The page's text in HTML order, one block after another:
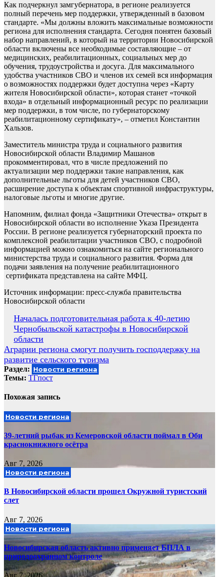
Как подчеркнул замгубернатора, в регионе реализуется
полный перечень мер поддержки, утвержденный в базовом
стандарте. «Мы должны вложить максимальные возможности
региона для исполнения стандарта. Сегодня понятен базовый
набор направлений, в который на территории Новосибирской
области включены все необходимые составляющие – от
медицинских, реабилитационных, социальных мер до
обучения, трудоустройства и досуга. Для максимального
удобства участников СВО и членов их семей вся информация
о возможностях поддержки будет доступна через «Карту
жителя Новосибирской области», которая станет «точкой
входа» в отдельный информационный ресурс по реализации
мер поддержки, в том числе, по губернаторскому
реабилитационному сертификату», – отметил Константин
Хальзов.
Заместитель министра труда и социального развития
Новосибирской области Владимир Машанов
прокомментировал, что в числе предложений по
актуализации мер поддержки такие направления, как
дополнительные льготы для детей участников СВО,
расширение доступа к объектам спортивной инфраструктуры,
налоговые льготы и многие другие.
Напомним, филиал фонда «Защитники Отечества» открыт в
Новосибирской области во исполнение Указа Президента
России. В регионе реализуется губернаторский проекта по
комплексной реабилитации участников СВО, с подробной
информацией можно ознакомиться на сайте регионального
министерства труда и социального развития. Форма для
подачи заявления на получение реабилитационного
сертификата представлена на сайте МФЦ.
Источник информации: пресс-служба правительства
Новосибирской области
Навигация
по
записям
Началась подготовительная работа к 40-летию
Чернобыльской катастрофы в Новосибирской
области
Аграрии региона смогут получить господдержку на
развитие сельского туризма
Раздел: Новости региона
Темы: ТГпост
Похожая запись
Новости региона
39-летний рыбак из Кемеровской области поймал в Оби
краснокнижного осётра
Авг 7, 2026
Новости региона
В Новосибирской области прошел Окружной туристский
слет
Авг 7, 2026
Новости региона
Новосибирская область активно применяет БПЛА в
природоохранном контроле